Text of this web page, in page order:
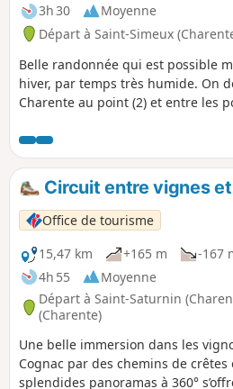
3h 30
Moyenne
Départ à Saint-Simeux
Belle randonnée qui est possible
hiver, par temps très humide. On
Charente au point (2) et entre les
bonne partie de la randonnée. On
entre les vignes et les hameaux
petits chemins boisés.
Circuit entre vignes
Office de tourisme
15,47 km
+165 m
-167
4h 55
Moyenne
Départ à Saint-Saturnin
(Charente)
Une belle immersion dans les
Cognac par des chemins de crêtes
splendides panoramas à 360°